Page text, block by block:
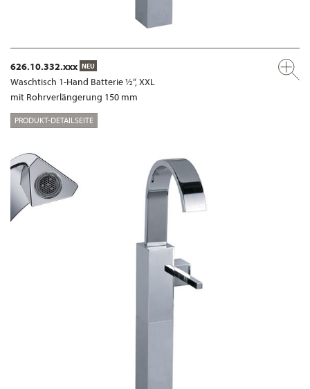
626.10.332.xxx NEU
Waschtisch 1-Hand Batterie ½“, XXL
mit Rohrverlängerung 150 mm
PRODUKT-DETAILSEITE